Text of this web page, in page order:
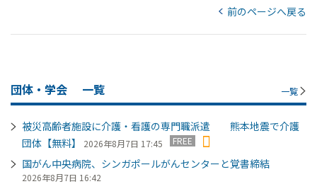
前のページへ戻る
団体・学会 一覧 一覧
被災高齢者施設に介護・看護の専門職派遣 熊本地震で介護
団体【無料】
2026年8月7日 17:45 FREE
国がん中央病院、シンガポールがんセンターと覚書締結
2026年8月7日 16:42